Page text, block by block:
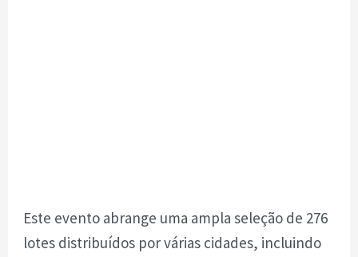
Este evento abrange uma ampla seleção de 276
lotes distribuídos por várias cidades, incluindo